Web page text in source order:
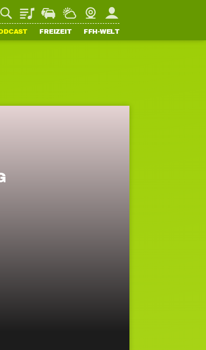
PlaylistStaupilotWetterWebcamMein FFH
FREIZEIT FFH-WELT